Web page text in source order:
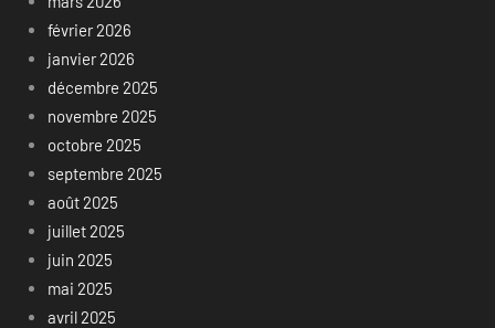
février 2026
janvier 2026
décembre 2025
novembre 2025
octobre 2025
septembre 2025
août 2025
juillet 2025
juin 2025
mai 2025
avril 2025